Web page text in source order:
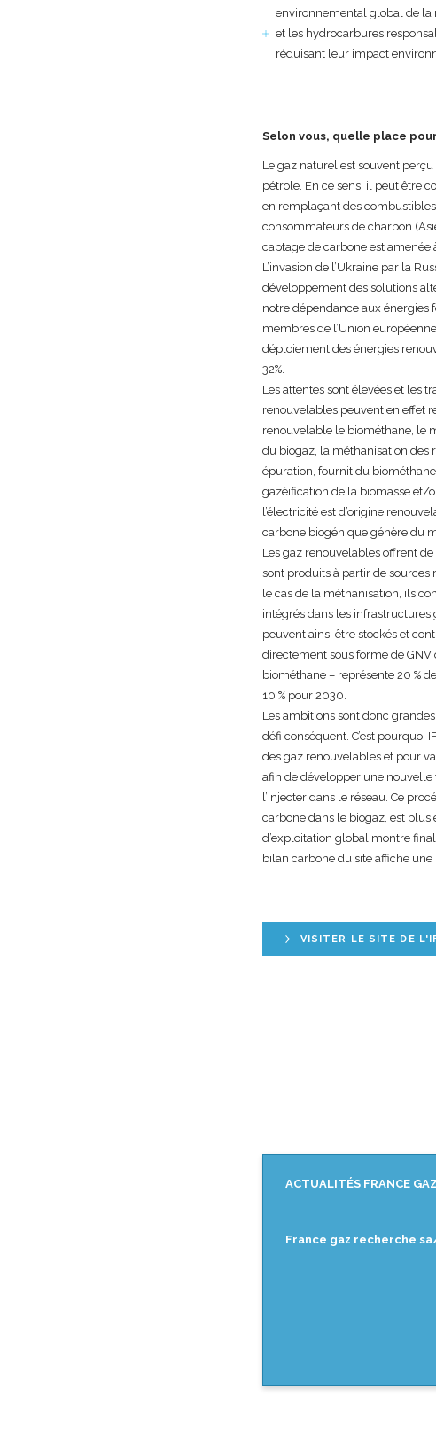
environnemental global de la
et les hydrocarbures
réduisant leur impact
Selon vous, quelle place
Le gaz naturel est souvent
pétrole. En ce sens, il peut être
en remplaçant des
consommateurs de charbon
captage de carbone est
L’invasion de l’Ukraine par la
développement des solutions
notre dépendance aux énergies
membres de l’Union
déploiement des énergies
32%.
Les attentes sont élevées et les
renouvelables peuvent en effet
renouvelable le biométhane, le
du biogaz, la méthanisation des
épuration, fournit du
gazéification de la biomasse et/
l’électricité est d’origine
carbone biogénique génère du
Les gaz renouvelables offrent
sont produits à partir de
le cas de la méthanisation, ils
intégrés dans les infrastructures
peuvent ainsi être stockés et
directement sous forme de GNV
biométhane – représente 20 %
10 % pour 2030.
Les ambitions sont donc
défi conséquent. C’est
des gaz renouvelables et pour
afin de développer une
l’injecter dans le réseau. Ce
carbone dans le biogaz, est
d’exploitation global montre
bilan carbone du site affiche
VISITER LE SITE DE
ACTUALITÉS FRANCE GAZ
France gaz recherche